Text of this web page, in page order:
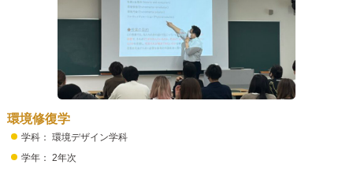
環境修復学
学科： 環境デザイン学科
学年： 2年次